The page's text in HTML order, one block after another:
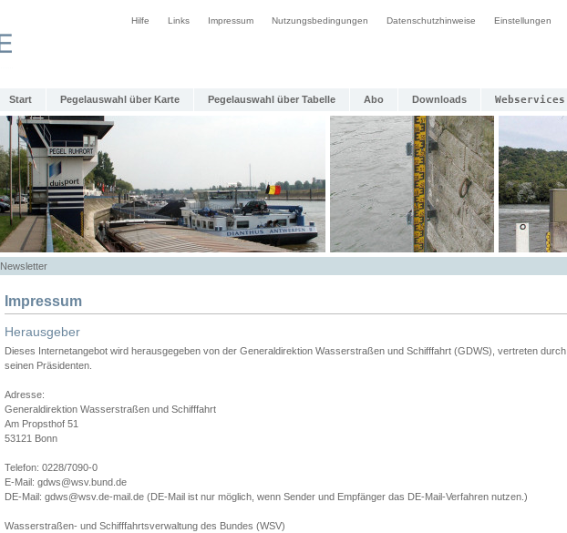
Hilfe Links Impressum Nutzungsbedingungen Datenschutzhinweise Einstellungen
Start Pegelauswahl über Karte Pegelauswahl über Tabelle Abo Downloads Webservices
Newsletter
Impressum
Herausgeber
Dieses Internetangebot wird herausgegeben von der Generaldirektion Wasserstraßen und Schifffahrt (GDWS), vertreten durch
seinen Präsidenten.
Adresse:
Generaldirektion Wasserstraßen und Schifffahrt
Am Propsthof 51
53121 Bonn
Telefon: 0228/7090-0
E-Mail: gdws@wsv.bund.de
DE-Mail: gdws@wsv.de-mail.de (DE-Mail ist nur möglich, wenn Sender und Empfänger das DE-Mail-Verfahren nutzen.)
Wasserstraßen- und Schifffahrtsverwaltung des Bundes (WSV)